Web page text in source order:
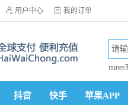
 用户中心  我的订单
itunes
抖音 快手 苹果APP